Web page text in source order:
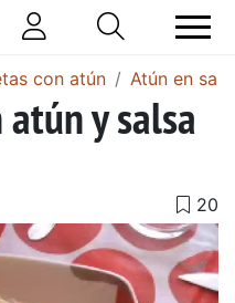
con atún Atún en
y salsa